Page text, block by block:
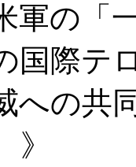
軍の「
国際テ
への共
》